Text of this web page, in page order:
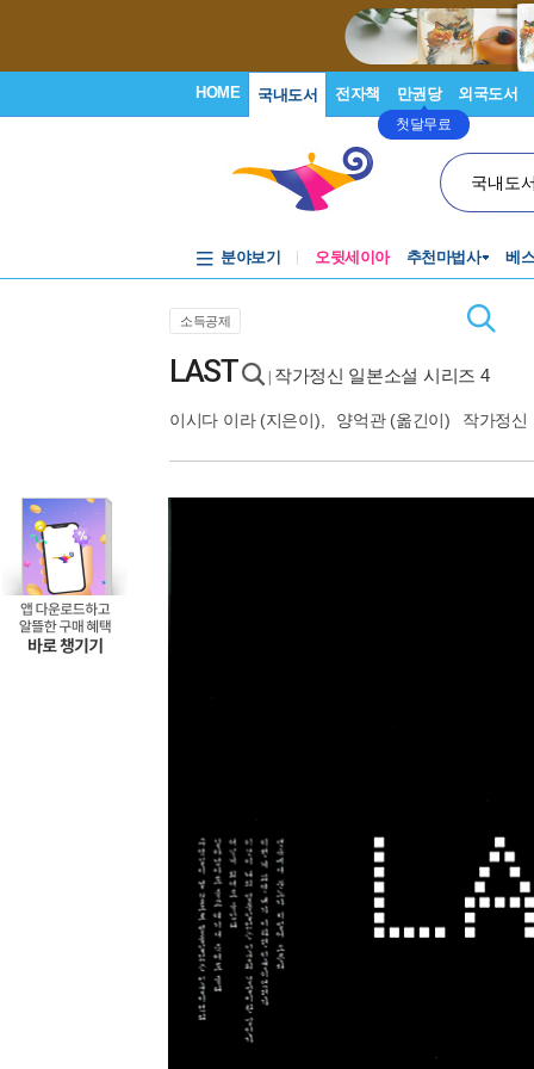
HOME 국내도서 전자책 만권당
첫달무료
외국도서
국내도
분야보기 오뒷세이아 추천마법사 베
소득공제
LAST 작가정신 일본소설 시리즈 4
이시다 이라(지은이), 양억관(옮긴이) 작가정신